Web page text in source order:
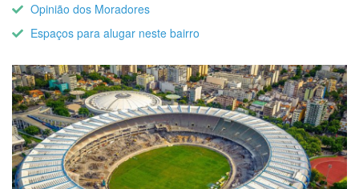
Opinião dos Moradores
Espaços para alugar neste bairro